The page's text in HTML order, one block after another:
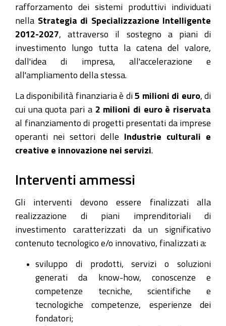
rafforzamento dei sistemi produttivi individuati
nella Strategia di Specializzazione Intelligente
2012-2027 , attraverso il sostegno a piani di
investimento lungo tutta la catena del valore,
dall'idea di impresa, all'accelerazione e
all'ampliamento della stessa.
La disponibilità finanziaria è di 5 milioni di euro, di
cui una quota pari a 2 milioni di euro è riservata
al finanziamento di progetti presentati da imprese
operanti nei settori delle Industrie culturali e
creative e innovazione nei servizi
Interventi ammessi
Gli interventi devono essere finalizzati alla
realizzazione di piani imprenditoriali di
investimento caratterizzati da un significativo
contenuto tecnologico e/o innovativo, finalizzati a:
sviluppo di prodotti, servizi o soluzioni
generati da know-how, conoscenze e
competenze tecniche, scientifiche e
tecnologiche competenze, esperienze dei
fondatori;